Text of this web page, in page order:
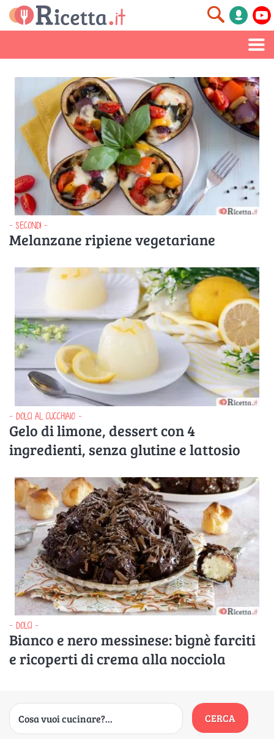
- SECONDI -
Melanzane ripiene vegetariane
- DOLCI AL CUCCHIAIO -
Gelo di limone, dessert con 4
ingredienti, senza glutine e lattosio
- DOLCI -
Bianco e nero messinese: bignè farciti
e ricoperti di crema alla nocciola